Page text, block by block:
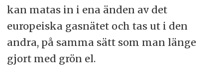
kan matas in i ena änden av det
europeiska gasnätet och tas ut i den
andra, på samma sätt som man länge
gjort med grön el.